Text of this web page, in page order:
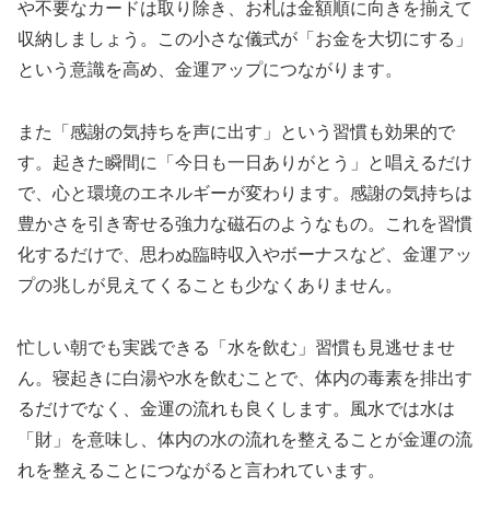
や不要なカードは取り除き、お札は金額順に向きを揃えて
収納しましょう。この小さな儀式が「お金を大切にする」
という意識を高め、金運アップにつながります。
また「感謝の気持ちを声に出す」という習慣も効果的で
す。起きた瞬間に「今日も一日ありがとう」と唱えるだけ
で、心と環境のエネルギーが変わります。感謝の気持ちは
豊かさを引き寄せる強力な磁石のようなもの。これを習慣
化するだけで、思わぬ臨時収入やボーナスなど、金運アッ
プの兆しが見えてくることも少なくありません。
忙しい朝でも実践できる「水を飲む」習慣も見逃せませ
ん。寝起きに白湯や水を飲むことで、体内の毒素を排出す
るだけでなく、金運の流れも良くします。風水では水は
「財」を意味し、体内の水の流れを整えることが金運の流
れを整えることにつながると言われています。